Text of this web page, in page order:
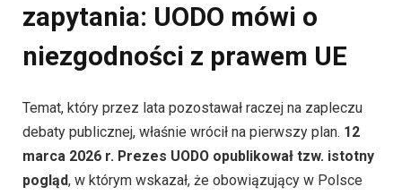
zapytania: UODO mówi o
niezgodności z prawem UE
Temat, który przez lata pozostawał raczej na zapleczu
debaty publicznej, właśnie wrócił na pierwszy plan. 12
marca 2026 r. Prezes UODO opublikował tzw. istotny
pogląd, w którym wskazał, że obowiązujący w Polsce